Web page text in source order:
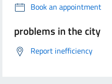
Book an appointment
problems in the city
Report inefficiency